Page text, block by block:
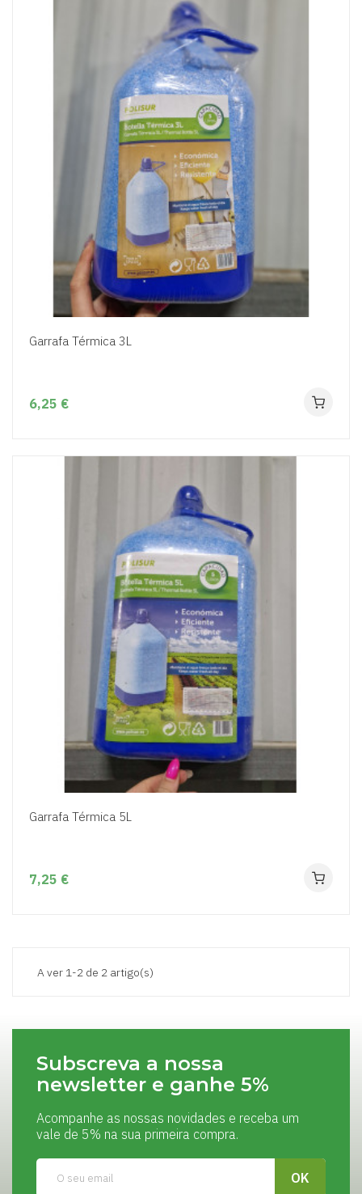
Garrafa Térmica 3L
6,25 €
Garrafa Térmica 5L
7,25 €
A ver 1-2 de 2 artigo(s)
Subscreva a nossa
newsletter e ganhe 5%
Acompanhe as nossas novidades e receba um
vale de 5% na sua primeira compra.